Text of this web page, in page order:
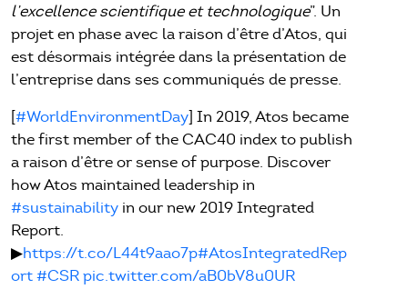
l’excellence scientifique et technologique”. Un
projet en phase avec la raison d’être d’Atos, qui
est désormais intégrée dans la présentation de
l’entreprise dans ses communiqués de presse.
[#WorldEnvironmentDay] In 2019, Atos became
the first member of the CAC40 index to publish
a raison d’être or sense of purpose. Discover
how Atos maintained leadership in
#sustainability in our new 2019 Integrated
Report.
▶https://t.co/L44t9aao7p#AtosIntegratedRep
ort #CSR pic.twitter.com/aB0bV8u0UR